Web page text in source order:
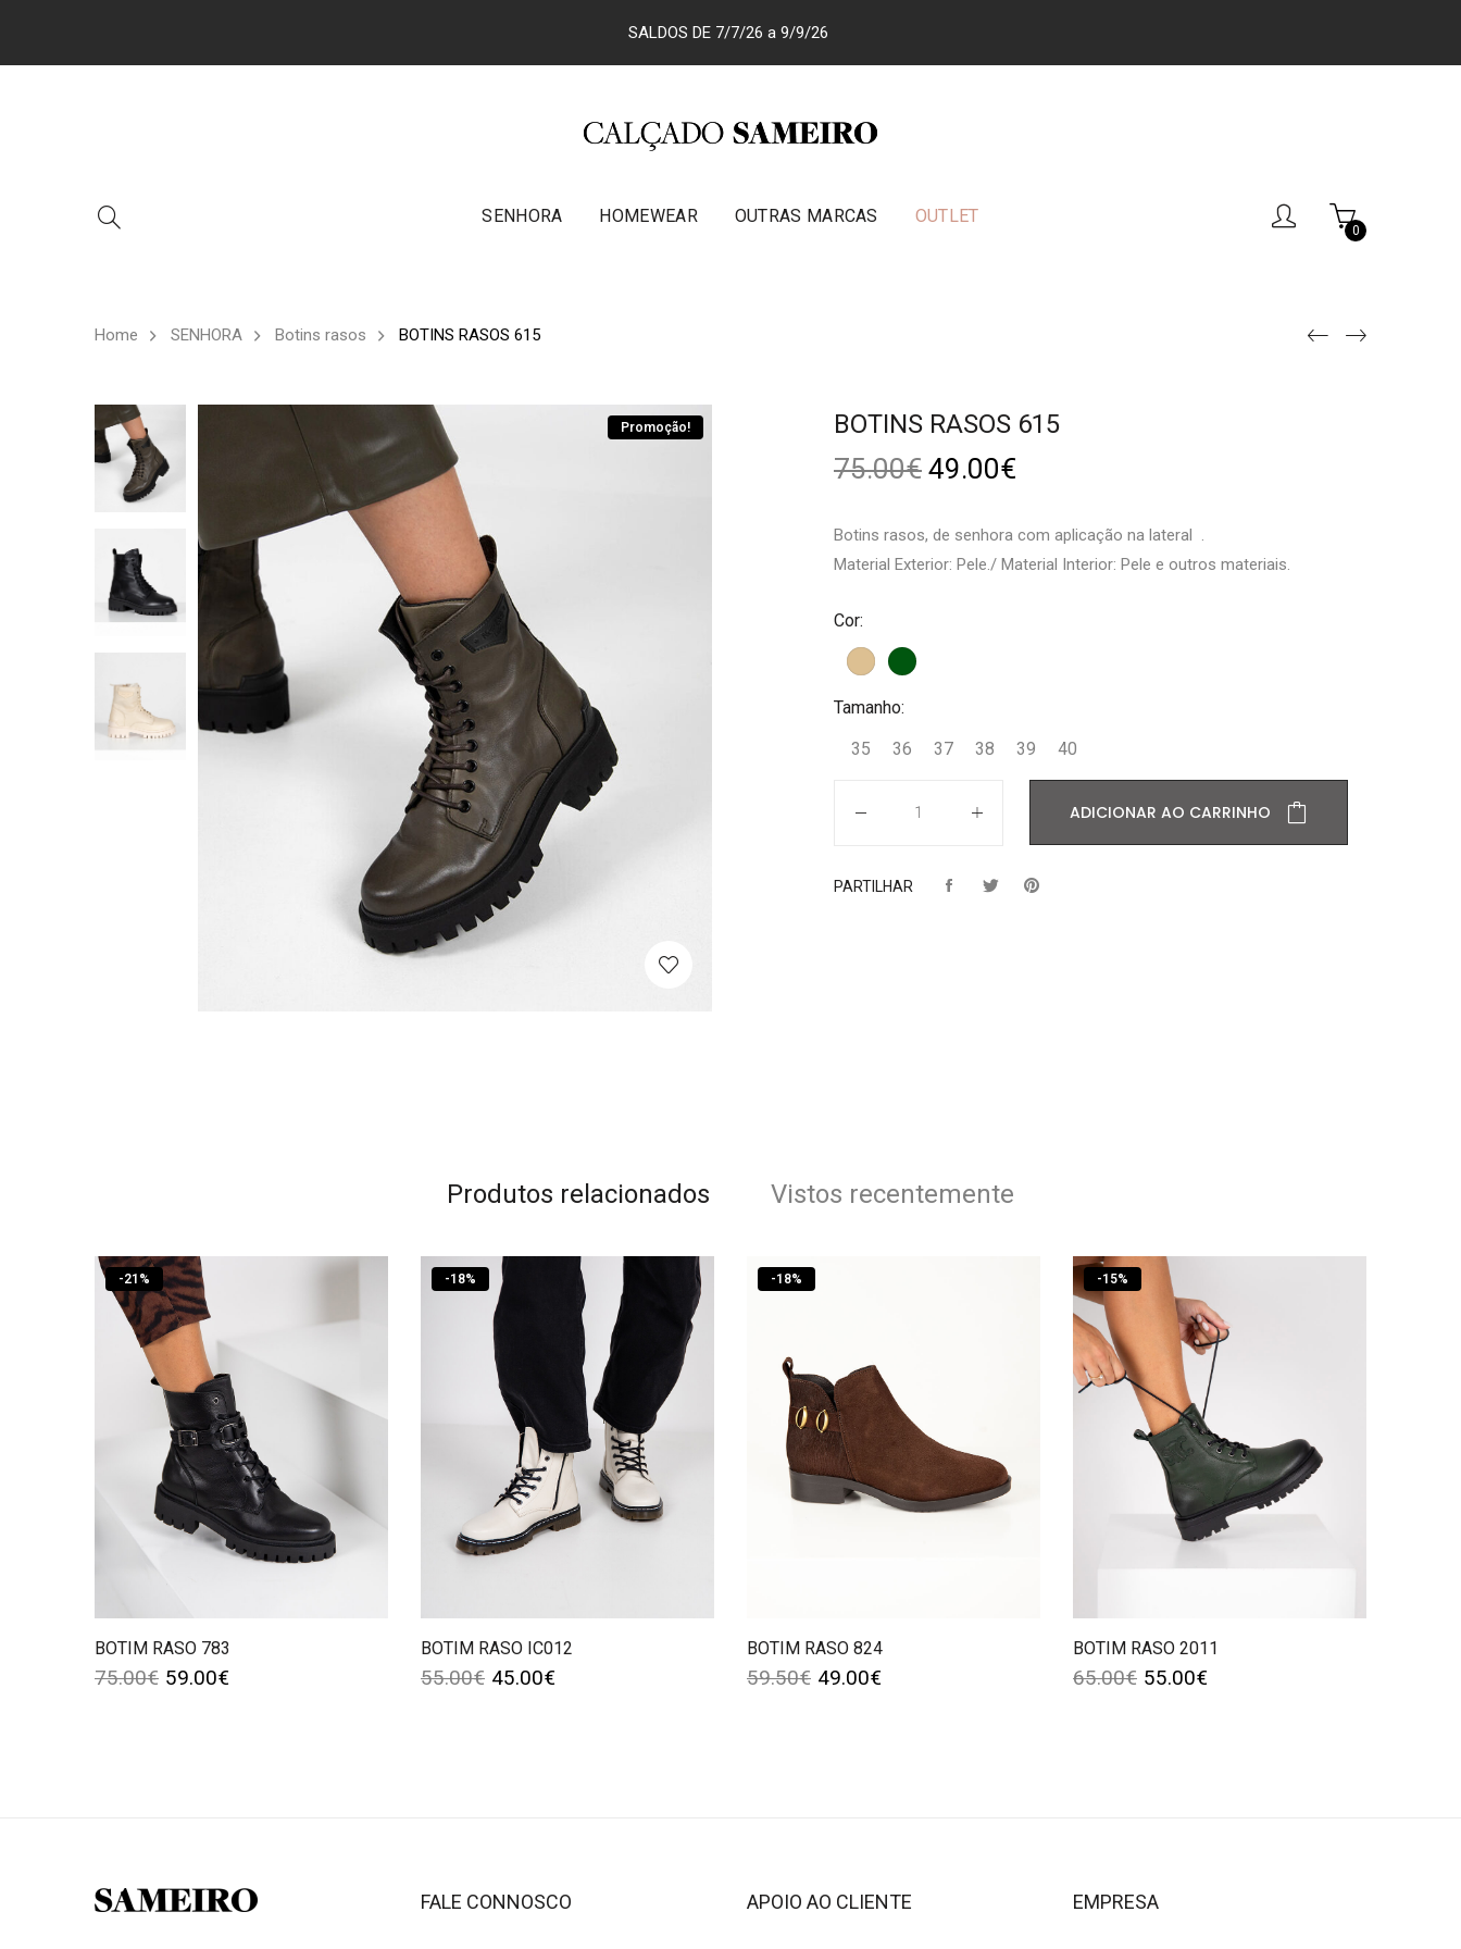
SALDOS DE 7/7/26 a 9/9/26
SENHORA HOMEWEAR OUTRAS MARCAS OUTLET
0
Home SENHORA Botins rasos BOTINS RASOS 615
Promoção! BOTINS RASOS 615
75.00€ 49.00€
Botins rasos, de senhora com aplicação na lateral .
Material Exterior: Pele./ Material Interior: Pele e outros materiais.
Cor:
Tamanho:
35
36 37 38 39 40
ADICIONAR AO CARRINHO
PARTILHAR
Produtos relacionados Vistos recentemente
-21 %
BOTIM RASO 783
75.00€ 59.00€
-18%
BOTIM RASO IC012
55.00€ 45.00€
-18%
BOTIM RASO 824
59.50€ 49.00€
-15%
BOTIM RASO 2011
65.00€ 55.00€
FALE CONNOSCO APOIO AO CLIENTE EMPRESA